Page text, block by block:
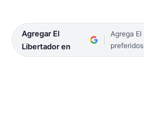
Agregar El
Libertador en
Agrega